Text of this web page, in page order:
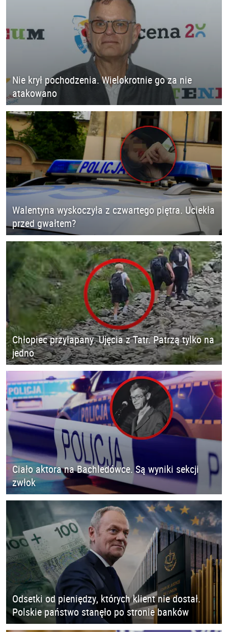
Nie krył pochodzenia. Wielokrotnie go za nie
atakowano
Walentyna wyskoczyła z czwartego piętra. Uciekła
przed gwałtem?
Chłopiec przyłapany. Ujęcia z Tatr. Patrzą tylko na
jedno
Ciało aktora na Bachledówce. Są wyniki sekcji
zwłok
Odsetki od pieniędzy, których klient nie dostał.
Polskie państwo stanęło po stronie banków